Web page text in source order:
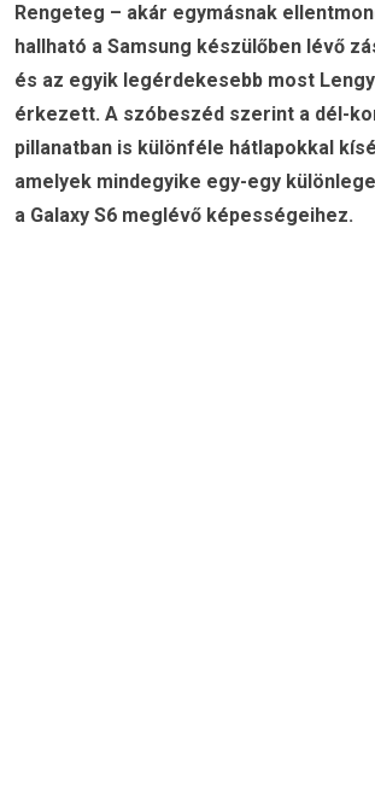
Rengeteg – akár egymásnak
hallható a Samsung készülőben lévő
és az egyik legérdekesebb most
érkezett. A szóbeszéd szerint a dél-
pillanatban is különféle hátlapokkal
amelyek mindegyike egy-egy
a Galaxy S6 meglévő képességeihez.